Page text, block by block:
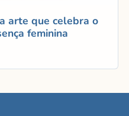
arte que celebra o
feminina